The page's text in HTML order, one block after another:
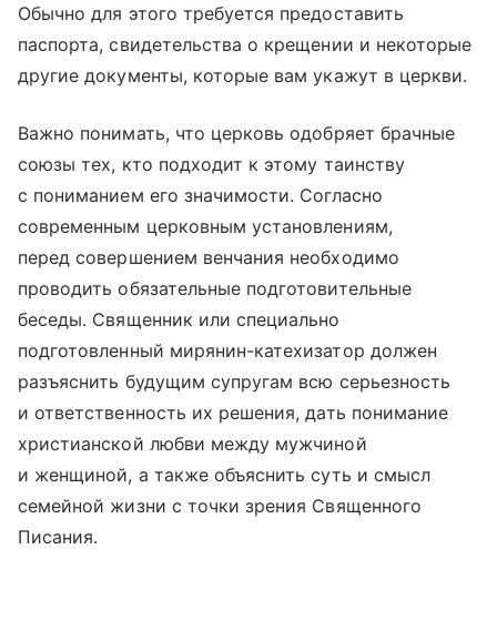
Обычно для этого требуется предоставить
паспорта, свидетельства о крещении и некоторые
другие документы, которые вам укажут в церкви.
Важно понимать, что церковь одобряет брачные
союзы тех, кто подходит к этому таинству
с пониманием его значимости. Согласно
современным церковным установлениям,
перед совершением венчания необходимо
проводить обязательные подготовительные
беседы. Священник или специально
подготовленный мирянин-катехизатор должен
разъяснить будущим супругам всю серьезность
и ответственность их решения, дать понимание
христианской любви между мужчиной
и женщиной, а также объяснить суть и смысл
семейной жизни с точки зрения Священного
Писания.